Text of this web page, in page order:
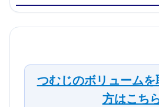
つむじのボリューム
方はこち